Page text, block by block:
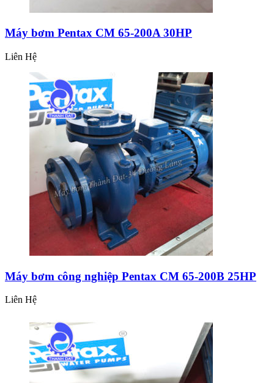
Máy bơm Pentax CM 65-200A 30HP
Liên Hệ
Máy bơm công nghiệp Pentax CM 65-200B 25HP
Liên Hệ